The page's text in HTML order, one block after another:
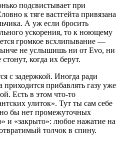
подсвистывает при
к тяге вастгейта привязана
А уж если бросить
ускорения, то к ноющему
громкое всхлипывание —
не услышишь ни от Evo, ни
когда их берут.
с задержкой. Иногда ради
прибавлять газу уже
Есть в этом что-то
улиток». Тут ты сам себе
бы нет промежуточных
и «закрыто»: любое нажатие на
толчок в спину.